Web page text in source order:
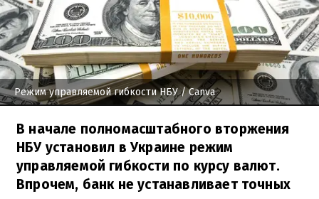
Режим управляемой гибкости НБУ/ Canva
В начале полномасштабного вторжения
НБУ установил в Украине режим
управляемой гибкости по курсу валют.
Впрочем, банк не устанавливает точных